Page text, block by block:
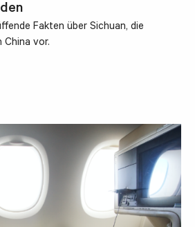
Fakten über Sichuan, die
China vor.